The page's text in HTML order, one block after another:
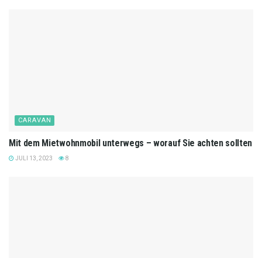
CARAVAN
Mit dem Mietwohnmobil unterwegs – worauf Sie achten sollten
JULI 13, 2023 8